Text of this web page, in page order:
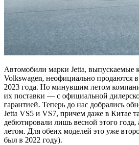
Автомобили марки Jetta, выпускаемые
Volkswagen, неофициально продаются
2023 года. Но минувшим летом
их поставки — с официальной
гарантией. Теперь до нас добрались
Jetta VS5 и VS7, причем даже в Китае
дебютировали лишь весной этого
летом. Для обеих моделей это уже
был в 2022 году).